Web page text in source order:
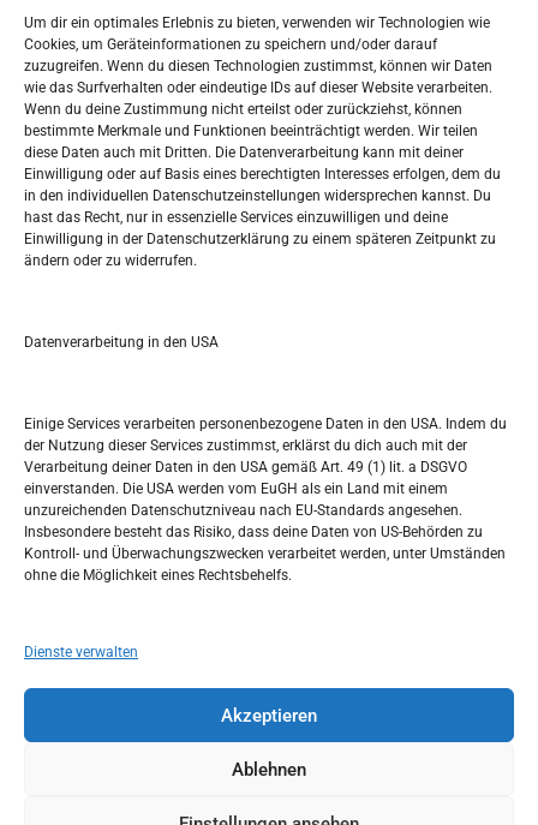
Um dir ein optimales Erlebnis zu bieten, verwenden wir Technologien wie
Cookies, um Geräteinformationen zu speichern und/oder darauf
zuzugreifen. Wenn du diesen Technologien zustimmst, können wir Daten
wie das Surfverhalten oder eindeutige IDs auf dieser Website verarbeiten.
Wenn du deine Zustimmung nicht erteilst oder zurückziehst, können
bestimmte Merkmale und Funktionen beeinträchtigt werden. Wir teilen
diese Daten auch mit Dritten. Die Datenverarbeitung kann mit deiner
Einwilligung oder auf Basis eines berechtigten Interesses erfolgen, dem du
in den individuellen Datenschutzeinstellungen widersprechen kannst. Du
hast das Recht, nur in essenzielle Services einzuwilligen und deine
Einwilligung in der Datenschutzerklärung zu einem späteren Zeitpunkt zu
ändern oder zu widerrufen.
Datenverarbeitung in den USA
Einige Services verarbeiten personenbezogene Daten in den USA. Indem du
der Nutzung dieser Services zustimmst, erklärst du dich auch mit der
Verarbeitung deiner Daten in den USA gemäß Art. 49 (1) lit. a DSGVO
einverstanden. Die USA werden vom EuGH als ein Land mit einem
unzureichenden Datenschutzniveau nach EU-Standards angesehen.
Insbesondere besteht das Risiko, dass deine Daten von US-Behörden zu
Kontroll- und Überwachungszwecken verarbeitet werden, unter Umständen
ohne die Möglichkeit eines Rechtsbehelfs.
Dienste verwalten
Akzeptieren
Ablehnen
Datenschutzerklärung
Widerufsbelehrung
Oglašavanje / Postavite svoj oglas
Tko je “Idemo u Svijet – Njemačka?
Pretražite stranicu:
S
SEPTEMBER 2017
M D M D F S
1 2
4 5 6 7 8 9 10
18 19
25 26 27 28 29 30
« Aug. Okt. »